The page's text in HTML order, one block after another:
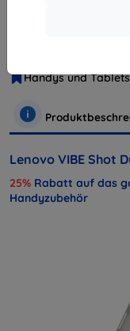
Handys und Tablets
Lenovo VIBE Shot
25% Rabatt auf das
Handyzubehör